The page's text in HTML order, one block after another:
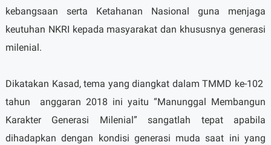
kebangsaan serta Ketahanan Nasional guna menjaga
keutuhan NKRI kepada masyarakat dan khususnya generasi
milenial.
Dikatakan Kasad, tema yang diangkat dalam TMMD ke-102
tahun
anggaran 2018 ini yaitu “Manunggal Membangun
Karakter Generasi Milenial” sangatlah tepat apabila
dihadapkan dengan kondisi generasi muda saat ini yang